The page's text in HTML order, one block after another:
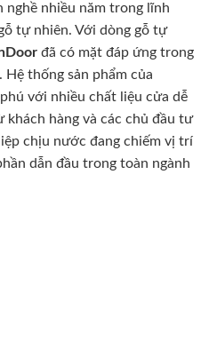
nghề nhiều năm trong lĩnh
tự nhiên. Với dòng gỗ tự
đã có mặt đáp ứng trong
thống sản phẩm của
với nhiều chất liệu cửa dễ
khách hàng và các chủ đầu tư
chịu nước đang chiếm vị trí
dẫn đầu trong toàn ngành